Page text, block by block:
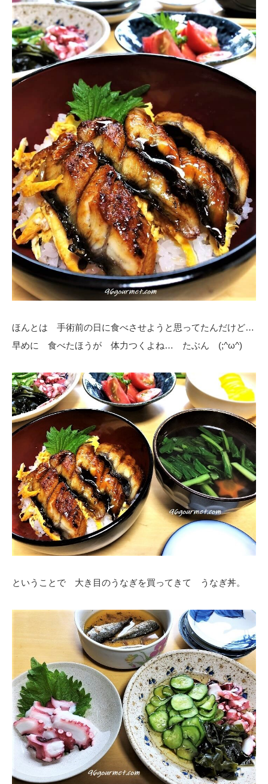
ほんとは 手術前の日に食べさせようと思ってたんだけど…
早めに 食べたほうが 体力つくよね… たぶん (;^ω^)
ということで 大き目のうなぎを買ってきて うなぎ丼。